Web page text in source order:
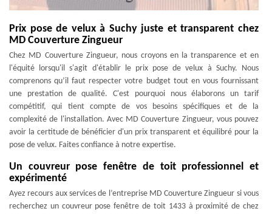
Prix pose de velux à Suchy juste et transparent chez
MD Couverture Zingueur
Chez MD Couverture Zingueur, nous croyons en la transparence et en
l'équité lorsqu'il s'agit d'établir le prix pose de velux à Suchy. Nous
comprenons qu’il faut respecter votre budget tout en vous fournissant
une prestation de qualité. C'est pourquoi nous élaborons un tarif
compétitif, qui tient compte de vos besoins spécifiques et de la
complexité de l'installation. Avec MD Couverture Zingueur, vous pouvez
avoir la certitude de bénéficier d'un prix transparent et équilibré pour la
pose de velux. Faites confiance à notre expertise.
Un couvreur pose fenêtre de toit professionnel et
expérimenté
Ayez recours aux services de l’entreprise MD Couverture Zingueur si vous
recherchez un couvreur pose fenêtre de toit 1433 à proximité de chez